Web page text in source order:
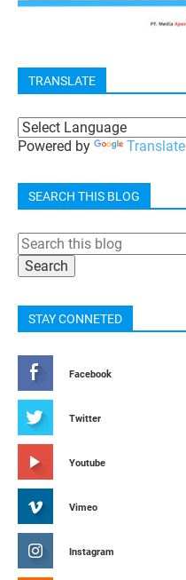
TRANSLATE
Powered by Translate
SEARCH THIS BLOG
STAY CONNETED
Facebook
Twitter
Youtube
Vimeo
Instagram